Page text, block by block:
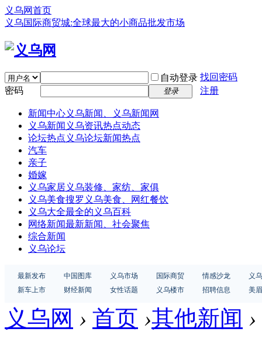
义乌网首页
义乌国际商贸城:全球最大的小商品批发市场
自动登录 找回密码
密码
登录 注册
新闻中心义乌新闻、义乌新闻网
义乌新闻 义乌资讯热点动态
论坛热点 义乌论坛新闻热点
汽车
亲子
婚嫁
义乌家居义乌装修、家纺、家俱
义乌美食搜罗义乌美食、网红餐饮
义乌大全最全的义乌百科
网络新闻最新新闻、社会聚焦
综合新闻
义乌论坛
最新发布 中国图库 义乌市场 国际商贸 情感沙龙
义
新车上市
财经新闻 女性话题 义乌楼市 招聘信息 美
义乌网 › 首页 ›其他新闻 ›